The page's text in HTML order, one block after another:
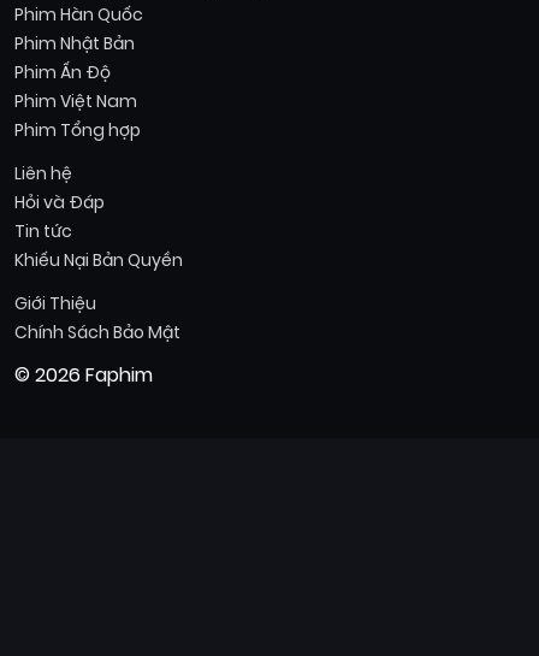
Phim Hàn Quốc
Phim Nhật Bản
Phim Ấn Độ
Phim Việt Nam
Phim Tổng hợp
Liên hệ
Hỏi và Đáp
Tin tức
Khiếu Nại Bản Quyền
Giới Thiệu
Chính Sách Bảo Mật
© 2026 Faphim